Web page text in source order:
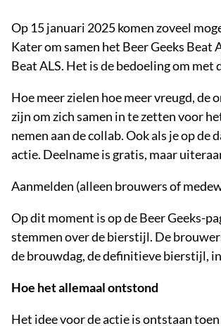
Op 15 januari 2025 komen zoveel
Kater om samen het Beer Geeks
Beat ALS. Het is de bedoeling om
Hoe meer zielen hoe meer vreugd,
zijn om zich samen in te zetten voor
nemen aan de collab. Ook als je op
actie. Deelname is gratis, maar
Aanmelden (alleen brouwers of
Op dit moment is op de Beer Geeks-
stemmen over de bierstijl. De
de brouwdag, de definitieve bierstijl,
Hoe het allemaal ontstond
Het idee voor de actie is ontstaan